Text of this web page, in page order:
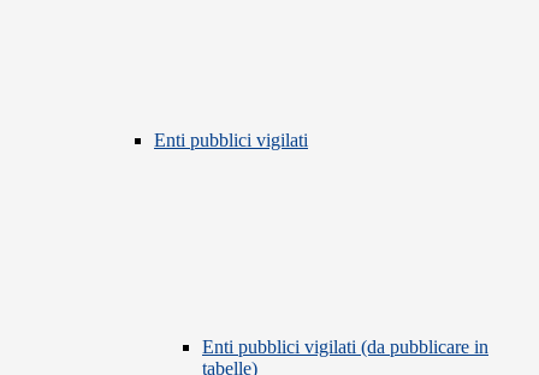
Enti pubblici vigilati
Enti pubblici vigilati (da pubblicare in
tabelle)